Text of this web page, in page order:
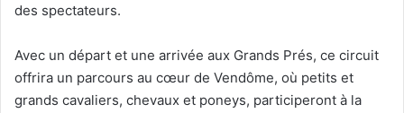
des spectateurs.
Avec un départ et une arrivée aux Grands Prés, ce circuit
offrira un parcours au cœur de Vendôme, où petits et
grands cavaliers, chevaux et poneys, participeront à la